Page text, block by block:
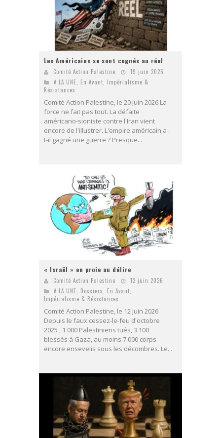
Les Américains se sont cognés au réel
Comité Action Palestine
19 juin 2026
A LA UNE, En Avant, Impérialisme &
Résistances
Comité Action Palestine, le 20 juin 2026 La
force ne fait pas tout. La défaite
américano-sioniste contre l'Iran vient
encore de l'illustrer. L'empire américain a-
t-il gagné une guerre ? Presque...
« Israël » en proie au délire
Comité Action Palestine
12 juin 2026
A LA UNE
Dossiers En Avant
Impérialisme & Résistances
Comité Action Palestine, le 12 juin 2026
Depuis le faux cessez-le-feu d'octobre
2025 , 1 000 Palestiniens tués, 3 100
blessés à Gaza, au moins 7 000 corps
encore ensevelis sous les décombres. Le...